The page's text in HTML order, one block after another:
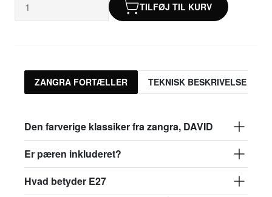
616,71 kr.
616,71 kr.
642,87 kr.
glass013 - opalplast
TILFØJ TIL KURV
ZANGRA FORTÆLLER TEKNISK BESKRIVELSE
Den farverige klassiker fra zangra, DAVID
Er pæren inkluderet?
Hvad betyder E27